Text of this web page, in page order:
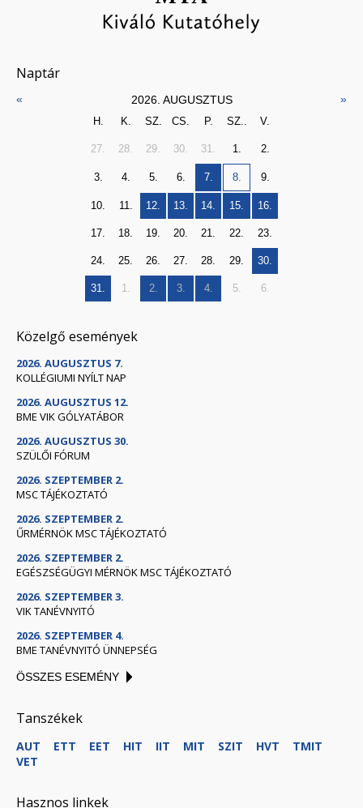
Naptár
« 2026. AUGUSZTUS »
H. K. SZ. CS. P. SZ.. V.
27. 28. 29. 30. 31. 1. 2.
3. 4. 5. 6. 7. 8. 9.
10. 11. 12. 13. 14. 15. 16.
17. 18. 19. 20. 21. 22. 23.
24. 25. 26. 27. 28. 29. 30.
31. 1. 2. 3. 4. 5. 6.
Közelgő események
2026. AUGUSZTUS 7.
KOLLÉGIUMI NYÍLT NAP
2026. AUGUSZTUS 12.
BME VIK GÓLYATÁBOR
2026. AUGUSZTUS 30.
SZÜLŐI FÓRUM
2026. SZEPTEMBER 2.
MSC TÁJÉKOZTATÓ
2026. SZEPTEMBER 2.
ŰRMÉRNÖK MSC TÁJÉKOZTATÓ
2026. SZEPTEMBER 2.
EGÉSZSÉGÜGYI MÉRNÖK MSC TÁJÉKOZTATÓ
2026. SZEPTEMBER 3.
VIK TANÉVNYITÓ
2026. SZEPTEMBER 4.
BME TANÉVNYITÓ ÜNNEPSÉG
ÖSSZES ESEMÉNY
Tanszékek
AUT ETT EET HIT IIT MIT SZIT HVT
TMIT
VET
Hasznos linkek